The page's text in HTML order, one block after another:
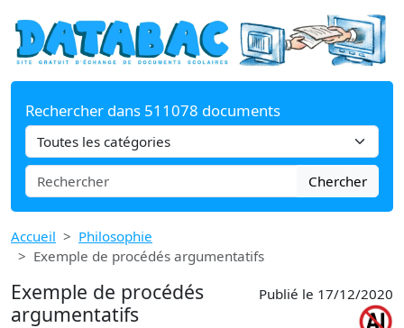
Rechercher dans 511078 documents
Chercher
Accueil
Philosophie
Exemple de procédés argumentatifs
Exemple de procédés
argumentatifs
Publié le 17/12/2020